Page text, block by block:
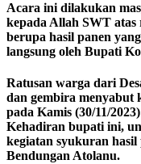
Acara ini dilakukan
kepada Allah SWT
berupa hasil panen
langsung oleh Bupati
Ratusan warga dari
dan gembira menyabut
pada Kamis (30/11/
Kehadiran bupati ini,
kegiatan syukuran
Bendungan Atolanu.